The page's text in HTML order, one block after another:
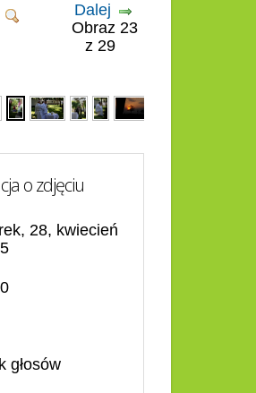
Dalej
Obraz 23
z 29
o zdjęciu
28, kwiecień
głosów